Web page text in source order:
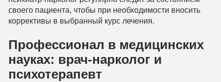
своего пациента, чтобы при необходимости вносить
коррективы в выбранный курс лечения.
Профессионал в медицинских
науках: врач-нарколог и
психотерапевт